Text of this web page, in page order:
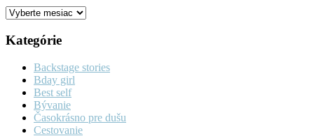
Archív
Kategórie
Backstage stories
Bday girl
Best self
Bývanie
Časokrásno pre dušu
Cestovanie